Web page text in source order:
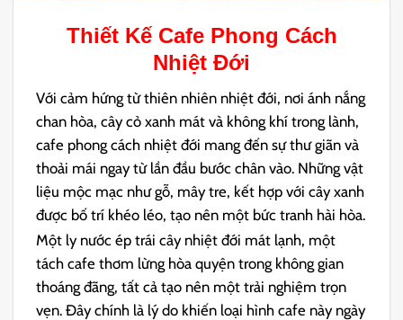
Thiết Kế Cafe Phong Cách
Nhiệt Đới
Với cảm hứng từ thiên nhiên nhiệt đới, nơi ánh nắng
chan hòa, cây cỏ xanh mát và không khí trong lành,
cafe phong cách nhiệt đới mang đến sự thư giãn và
thoải mái ngay từ lần đầu bước chân vào. Những vật
liệu mộc mạc như gỗ, mây tre, kết hợp với cây xanh
được bố trí khéo léo, tạo nên một bức tranh hài hòa.
Một ly nước ép trái cây nhiệt đới mát lạnh, một
tách cafe thơm lừng hòa quyện trong không gian
thoáng đãng, tất cả tạo nên một trải nghiệm trọn
vẹn. Đây chính là lý do khiến loại hình cafe này ngày